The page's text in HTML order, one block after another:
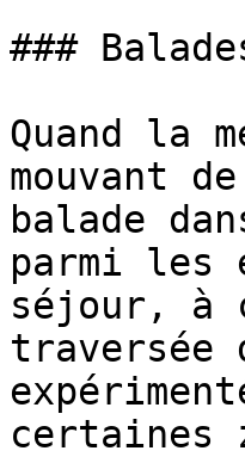
###
Quand la
mouvant
balade
parmi les
séjour, à
traversée
certaines